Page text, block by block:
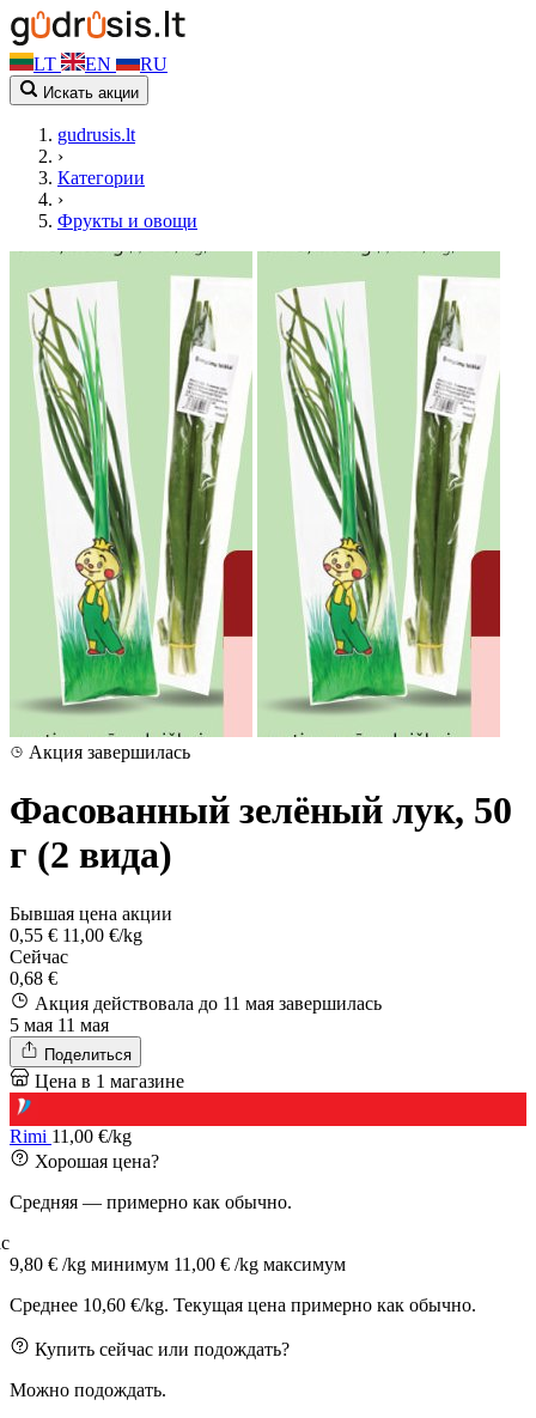
LT EN RU
Искать акции
gudrusis.lt
›
Категории
›
Фрукты и овощи
Акция завершилась
Фасованный зелёный лук, 50
г (2 вида)
Бывшая цена акции
0,55 € 11,00 €/kg
Сейчас
0,68 €
Акция действовала до 11 мая завершилась
5 мая 11 мая
Поделиться
Цена в 1 магазине
Rimi 11,00 €/kg
Хорошая цена?
Средняя — примерно как обычно.
9,80 € /kg минимум 11,00 € /kg максимум
Среднее 10,60 €/kg. Текущая цена примерно как обычно.
Купить сейчас или подождать?
Можно подождать.